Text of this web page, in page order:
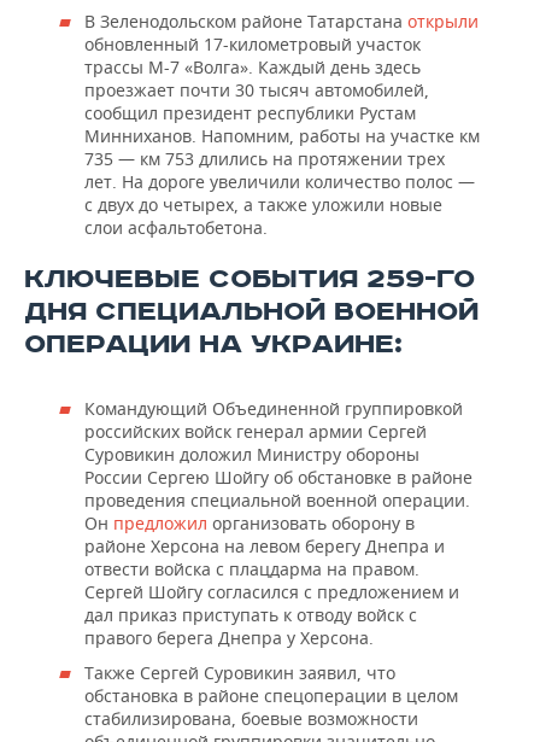
В Зеленодольском районе Татарстана открыли
обновленный 17-километровый участок
трассы М-7 «Волга». Каждый день здесь
проезжает почти 30 тысяч автомобилей,
сообщил президент республики Рустам
Минниханов. Напомним, работы на участке км
735 — км 753 длились на протяжении трех
лет. На дороге увеличили количество полос —
с двух до четырех, а также уложили новые
слои асфальтобетона.
КЛЮЧЕВЫЕ СОБЫТИЯ 259-ГО
ДНЯ СПЕЦИАЛЬНОЙ ВОЕННОЙ
ОПЕРАЦИИ НА УКРАИНЕ:
Командующий Объединенной группировкой
российских войск генерал армии Сергей
Суровикин доложил Министру обороны
России Сергею Шойгу об обстановке в районе
проведения специальной военной операции.
Он предложил организовать оборону в
районе Херсона на левом берегу Днепра и
отвести войска с плацдарма на правом.
Сергей Шойгу согласился с предложением и
дал приказ приступать к отводу войск с
правого берега Днепра у Херсона.
Также Сергей Суровикин заявил, что
обстановка в районе спецоперации в целом
стабилизирована, боевые возможности